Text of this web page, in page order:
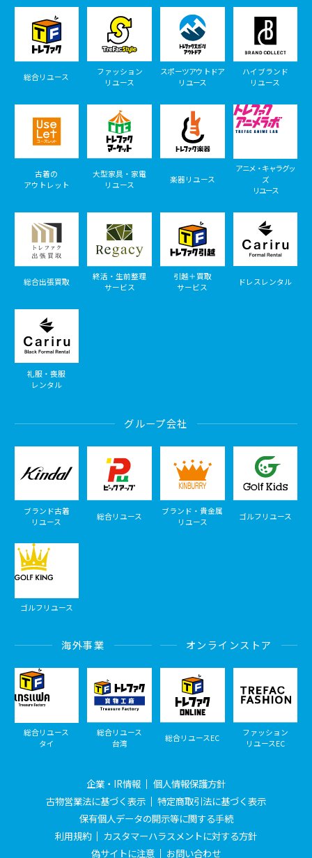
総合リユース
ファッション
リユース
スポーツアウトドア
リユース
ハイブランド
リユース
古着の
アウトレット
大型家具・家電
リユース
楽器リユース
アニメ・キャラグッ
ズ
リユース
総合出張買取
終活・生前整理
サービス
引越＋買取
サービス
ドレスレンタル
礼服・喪服
レンタル
グループ会社
ブランド古着
リユース
総合リユース
ブランド・貴金属
リユース
ゴルフリユース
ゴルフリユース
海外事業
総合リユース
タイ
総合リユース
台湾
オンラインストア
総合リユースEC
ファッション
リユースEC
企業・IR情報
個人情報保護方針
古物営業法に基づく表示
特定商取引法に基づく表示
保有個人データの開示等に関する手続
利用規約
カスタマーハラスメントに対する方針
偽サイトに注意
お問い合わせ